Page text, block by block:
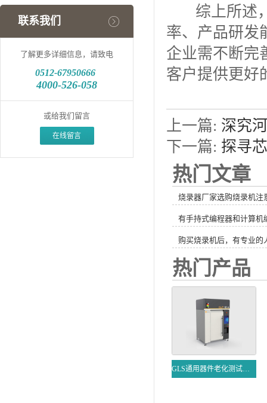
联系我们
了解更多详细信息，请致电
0512-67950666
4000-526-058
或给我们留言
在线留言
综上所述，
率、产品研发
企业需不断完
客户提供更好
上一篇: 深究
下一篇: 探寻
热门文章
烧录器厂家选购烧录机注
有手持式编程器和计算机
购买烧录机后，有专业的
热门产品
GLS通用器件老化测试系统